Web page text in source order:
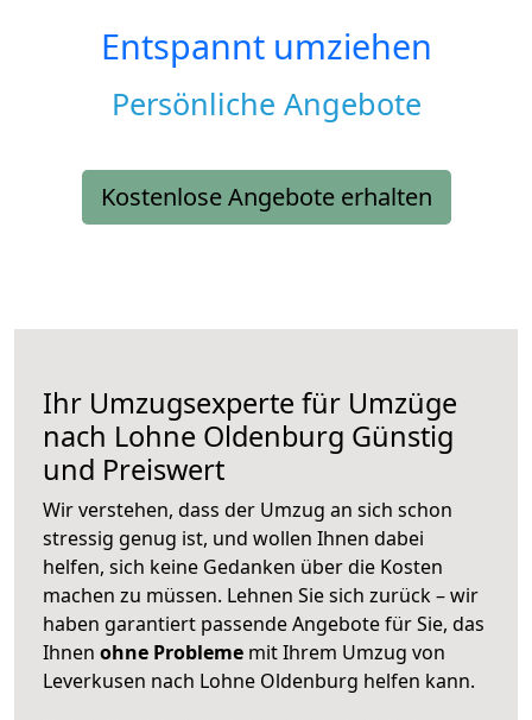
Entspannt umziehen
Persönliche Angebote
Kostenlose Angebote erhalten
Ihr Umzugsexperte für Umzüge
nach Lohne Oldenburg Günstig
und Preiswert
Wir verstehen, dass der Umzug an sich schon
stressig genug ist, und wollen Ihnen dabei
helfen, sich keine Gedanken über die Kosten
machen zu müssen. Lehnen Sie sich zurück – wir
haben garantiert passende Angebote für Sie, das
Ihnen ohne Probleme mit Ihrem Umzug von
Leverkusen nach Lohne Oldenburg helfen kann.